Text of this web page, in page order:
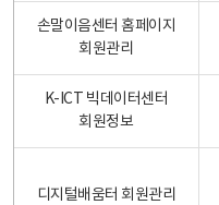
손말이음센터 홈페이지
회원관리
K-ICT 빅데이터센터
회원정보
디지털배움터 회원관리